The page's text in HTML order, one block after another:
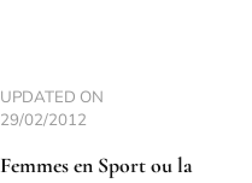
UPDATED ON
29/02/2012
Femmes en Sport ou la